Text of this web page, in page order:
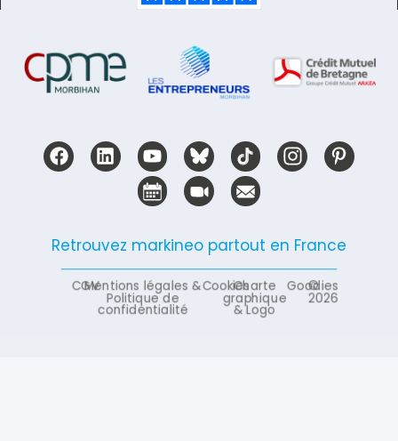
Retrouvez markineo partout en France
CGVMentions légales &
Politique de
confidentialité
CookiesCharte
graphique
& Logo
Goodies
©
2026